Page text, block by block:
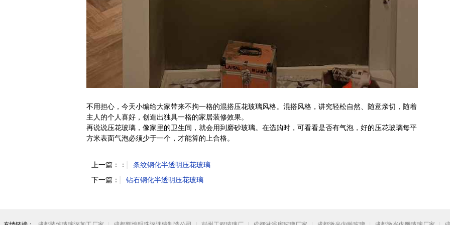
不用担心，今天小编给大家带来不拘一格的混搭压花玻璃风格。混搭风格，讲究轻松自然、随意亲切，随着
主人的个人喜好，创造出独具一格的家居装修效果。
再说说压花玻璃，像家里的卫生间，就会用到磨砂玻璃。在选购时，可看看是否有气泡，好的压花玻璃每平
方米表面气泡必须少于一个，才能算的上合格。
上一篇：：
条纹钢化半透明压花玻璃
下一篇：
钻石钢化半透明压花玻璃